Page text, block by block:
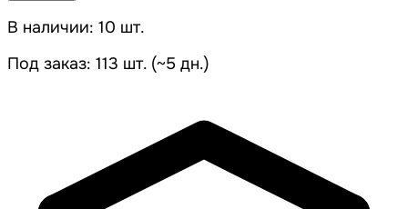
В наличии: 10 шт.
Под заказ: 113 шт. (~5 дн.)